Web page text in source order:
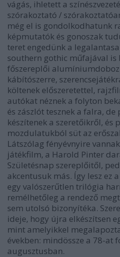
vágás, ihletett a
szórakoztató /
még el is gondolkodhatunk
képmutatók és gonoszak
teret engedünk a
southern gothic műfajával is
főszereplői
kábítószerre,
költenek előszeretettel,
autókat néznek a folyton
és zászlót tesznek a falra,
készítenek a szeretőikről, és
mozdulatukból süt az
Látszólag fényévnyire
játékfilm, a Harold Pinter
Születésnap szereplőitől,
akcentusuk más. Így lesz ez
egy valószerűtlen trilógia
remélhetőleg a rendező
sem utolsó bizonyítéka.
ideje, hogy újra elkészítsen
mint amelyikkel
években: mindössze a 78-at
augusztusban.